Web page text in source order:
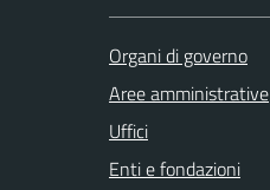
Organi di governo
Aree amministrative
Uffici
Enti e fondazioni